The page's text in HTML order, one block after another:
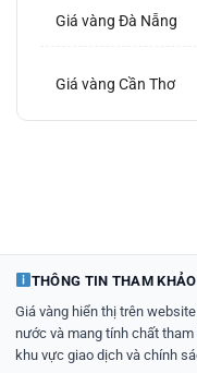
Giá vàng Đà Nẵng
Giá vàng Cần Thơ
THÔNG TIN THAM KHẢO
Giá vàng hiển thị trên
nước và mang tính chất
khu vực giao dịch và chính